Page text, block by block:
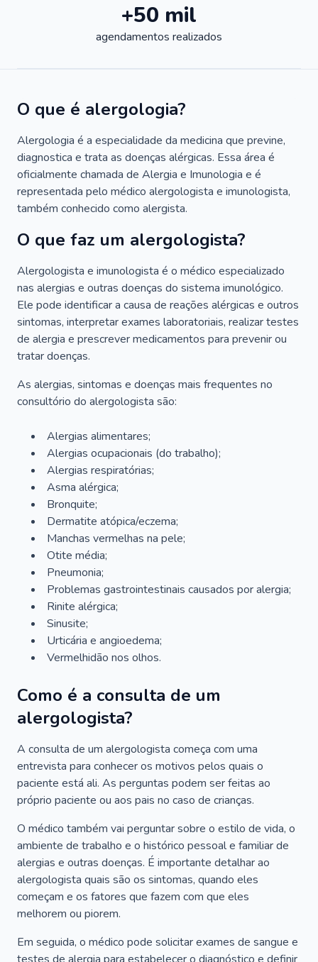
+50 mil
agendamentos realizados
O que é alergologia?
Alergologia é a especialidade da medicina que previne,
diagnostica e trata as doenças alérgicas. Essa área é
oficialmente chamada de Alergia e Imunologia e é
representada pelo médico alergologista e imunologista,
também conhecido como alergista.
O que faz um alergologista?
Alergologista e imunologista é o médico especializado
nas alergias e outras doenças do sistema imunológico.
Ele pode identificar a causa de reações alérgicas e outros
sintomas, interpretar exames laboratoriais, realizar testes
de alergia e prescrever medicamentos para prevenir ou
tratar doenças.
As alergias, sintomas e doenças mais frequentes no
consultório do alergologista são:
Alergias alimentares;
Alergias ocupacionais (do trabalho);
Alergias respiratórias;
Asma alérgica;
Bronquite;
Dermatite atópica/eczema;
Manchas vermelhas na pele;
Otite média;
Pneumonia;
Problemas gastrointestinais causados por alergia;
Rinite alérgica;
Sinusite;
Urticária e angioedema;
Vermelhidão nos olhos.
Como é a consulta de um
alergologista?
A consulta de um alergologista começa com uma
entrevista para conhecer os motivos pelos quais o
paciente está ali. As perguntas podem ser feitas ao
próprio paciente ou aos pais no caso de crianças.
O médico também vai perguntar sobre o estilo de vida, o
ambiente de trabalho e o histórico pessoal e familiar de
alergias e outras doenças. É importante detalhar ao
alergologista quais são os sintomas, quando eles
começam e os fatores que fazem com que eles
melhorem ou piorem.
Em seguida, o médico pode solicitar exames de sangue e